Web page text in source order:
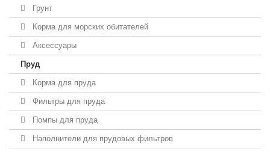
Грунт
Корма для морских обитателей
Аксессуары
Пруд
Корма для пруда
Фильтры для пруда
Помпы для пруда
Наполнители для прудовых фильтров